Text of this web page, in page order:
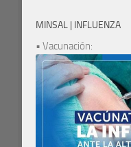
MINSAL | INFLUENZA
• Vacunación: